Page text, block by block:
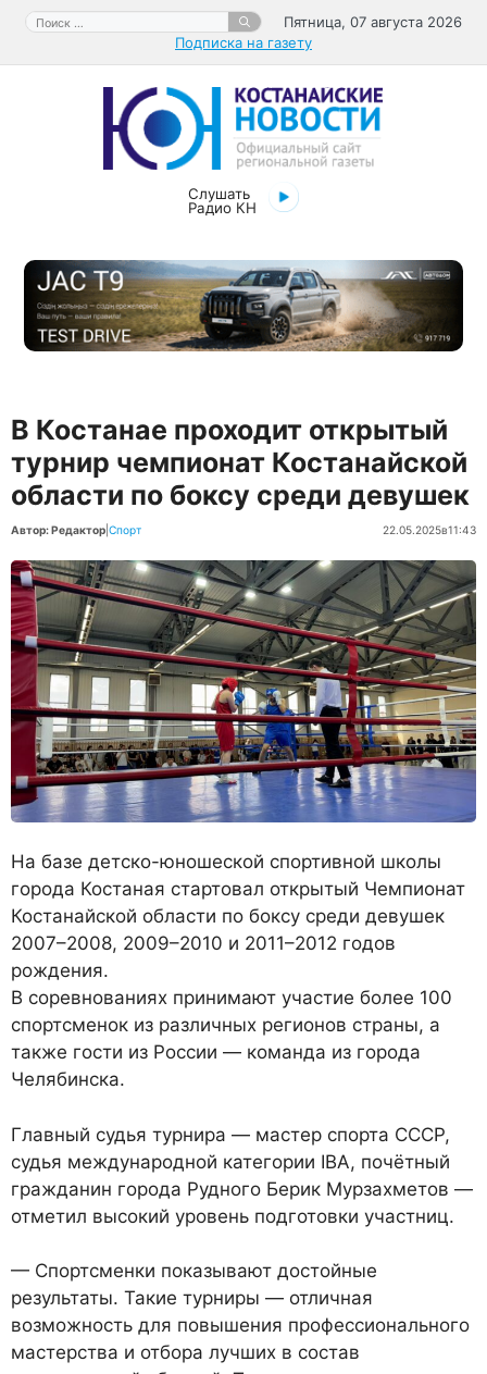
Перейти
содержимому
Поиск:
Пятница, 07 августа 2026
Подписка на газету
Слушать
Радио КН
В Костанае проходит открытый
турнир чемпионат Костанайской
области по боксу среди девушек
Автор: Редактор Спорт 22.05.2025в11:43
На базе детско-юношеской спортивной школы
города Костаная стартовал открытый Чемпионат
Костанайской области по боксу среди девушек
2007–2008, 2009–2010 и 2011–2012 годов
рождения.
В соревнованиях принимают участие более 100
спортсменок из различных регионов страны, а
также гости из России — команда из города
Челябинска.
Главный судья турнира — мастер спорта СССР,
судья международной категории IBA, почётный
гражданин города Рудного Берик Мурзахметов —
отметил высокий уровень подготовки участниц.
— Спортсменки показывают достойные
результаты. Такие турниры — отличная
возможность для повышения профессионального
мастерства и отбора лучших в состав